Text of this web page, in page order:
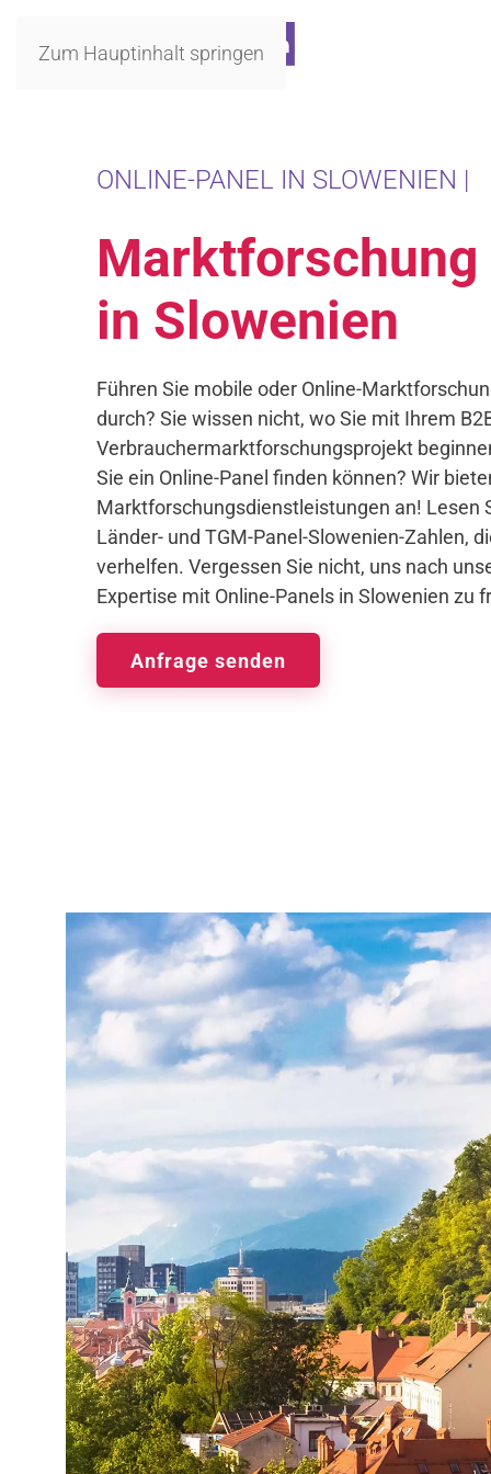
Zum Hauptinhalt springen
ONLINE-PANEL IN SLOWENIEN |
Marktforschung
in Slowenien
Führen Sie mobile oder Online-
durch? Sie wissen nicht, wo Sie mit Ihrem
Verbrauchermarktforschungsprojekt
Sie ein Online-Panel finden können? Wir
Marktforschungsdienstleistungen an! Lesen
Länder- und TGM-Panel-Slowenien-Zahlen,
verhelfen. Vergessen Sie nicht, uns nach
Expertise mit Online-Panels in Slowenien zu
Anfrage senden